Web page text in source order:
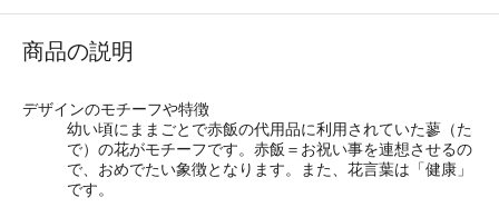
商品の説明
デザインのモチーフや特徴
幼い頃にままごとで赤飯の代用品に利用されていた蓼（た
で）の花がモチーフです。赤飯＝お祝い事を連想させるの
で、おめでたい象徴となります。また、花言葉は「健康」
です。